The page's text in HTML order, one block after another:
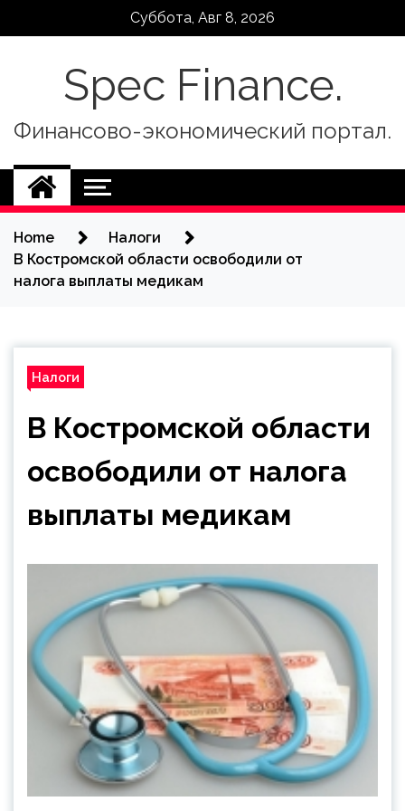
Суббота, Авг 8, 2026
Spec Finance.
Финансово-экономический портал.
Home
Налоги
В Костромской области освободили от
налога выплаты медикам
Налоги
В Костромской области
освободили от налога
выплаты медикам